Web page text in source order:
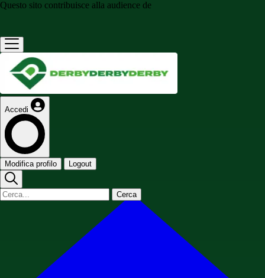
Questo sito contribuisce alla audience de
Accedi
Modifica profilo Logout
Cerca